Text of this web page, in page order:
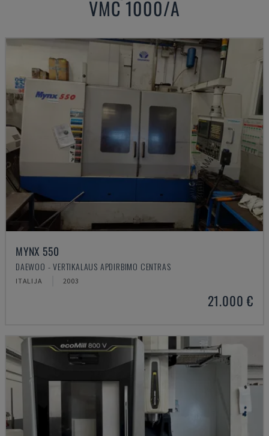
VMC 1000/A
MYNX 550
DAEWOO - VERTIKALAUS APDIRBIMO CENTRAS
ITALIJA 2003
21.000 €